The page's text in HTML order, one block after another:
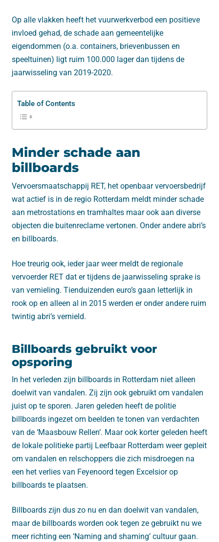
Op alle vlakken heeft het vuurwerkverbod een positieve
invloed gehad, de schade aan gemeentelijke
eigendommen (o.a. containers, brievenbussen en
speeltuinen) ligt ruim 100.000 lager dan tijdens de
jaarwisseling van 2019-2020.
Table of Contents
Minder schade aan
billboards
Vervoersmaatschappij RET, het openbaar vervoersbedrijf
wat actief is in de regio Rotterdam meldt minder schade
aan metrostations en tramhaltes maar ook aan diverse
objecten die buitenreclame vertonen. Onder andere abri’s
en billboards.
Hoe treurig ook, ieder jaar weer meldt de regionale
vervoerder RET dat er tijdens de jaarwisseling sprake is
van vernieling. Tienduizenden euro’s gaan letterlijk in
rook op en alleen al in 2015 werden er onder andere ruim
twintig abri’s vernield.
Billboards gebruikt voor
opsporing
In het verleden zijn billboards in Rotterdam niet alleen
doelwit van vandalen. Zij zijn ook gebruikt om vandalen
juist op te sporen. Jaren geleden heeft de politie
billboards ingezet om beelden te tonen van verdachten
van de ‘Maasbouw Rellen’. Maar ook korter geleden heeft
de lokale politieke partij Leefbaar Rotterdam weer gepleit
om vandalen en relschoppers die zich misdroegen na
een het verlies van Feyenoord tegen Excelsior op
billboards te plaatsen.
Billboards zijn dus zo nu en dan doelwit van vandalen,
maar de billboards worden ook tegen ze gebruikt nu we
meer richting een ‘Naming and shaming’ cultuur gaan.